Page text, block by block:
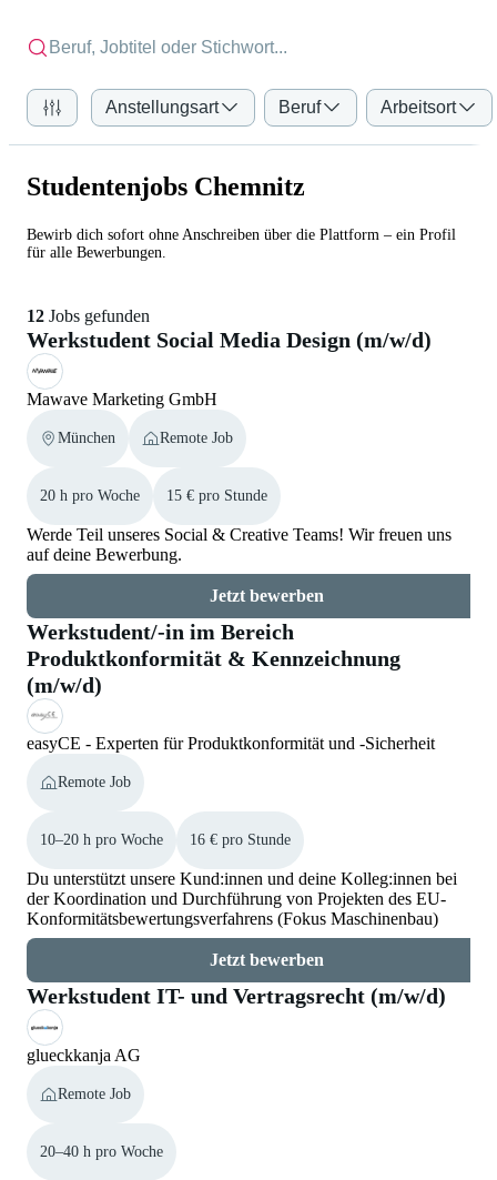
Anstellungsart Beruf Arbeitsort
Studentenjobs Chemnitz
Bewirb dich sofort ohne Anschreiben über die Plattform – ein Profil
für alle Bewerbungen.
12 Jobs gefunden
Werkstudent Social Media Design (m/w/d)
Mawave Marketing GmbH
München Remote Job
20 h pro Woche 15 € pro Stunde
Werde Teil unseres Social & Creative Teams! Wir freuen uns
auf deine Bewerbung.
Jetzt bewerben
Werkstudent/-in im Bereich
Produktkonformität & Kennzeichnung
(m/w/d)
easyCE - Experten für Produktkonformität und -Sicherheit
Remote Job
10–20 h pro Woche 16 € pro Stunde
Du unterstützt unsere Kund:innen und deine Kolleg:innen bei
der Koordination und Durchführung von Projekten des EU-
Konformitätsbewertungsverfahrens (Fokus Maschinenbau)
Jetzt bewerben
Werkstudent IT- und Vertragsrecht (m/w/d)
glueckkanja AG
Remote Job
20–40 h pro Woche